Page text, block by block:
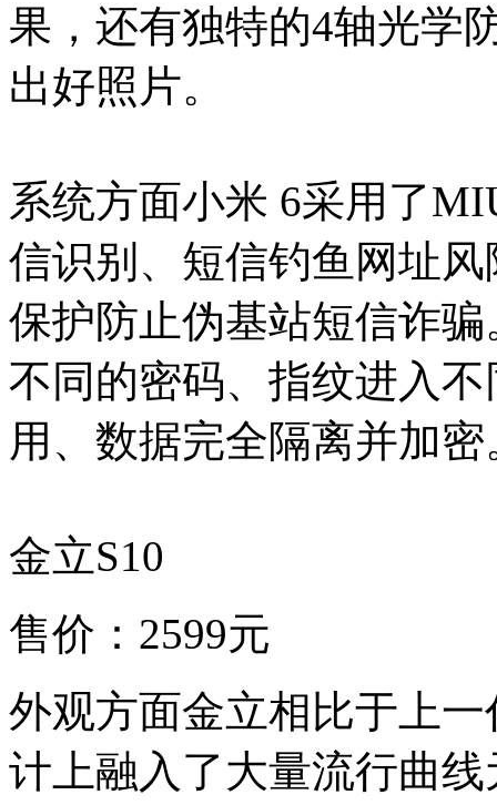
果，还有独特的4轴光学
出好照片。
系统方面小米 6采用了
信识别、短信钓鱼网址
保护防止伪基站短信诈
不同的密码、指纹进入
用、数据完全隔离并加密
金立S10
售价：2599元
外观方面金立相比于上
计上融入了大量流行曲